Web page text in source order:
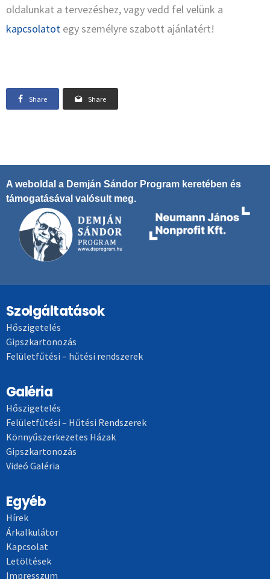
oldalunkat a tervezéshez, vagy vedd fel velünk a
kapcsolatot egy személyre szabott ajánlatért!
Share Share
A weboldal a Demján Sándor Program keretében és
támogatásával valósult meg.
Szolgáltatások
Hőszigetelés
Gipszkartonozás
Felületfűtési – hűtési rendszerek
Galéria
Hőszigetelés
Felületfűtési – Hűtési Rendszerek
Könnyűszerkezetes Házak
Gipszkartonozás
Videó Galéria
Egyéb
Hírek
Árkalkulátor
Kapcsolat
Letöltések
Impresszum